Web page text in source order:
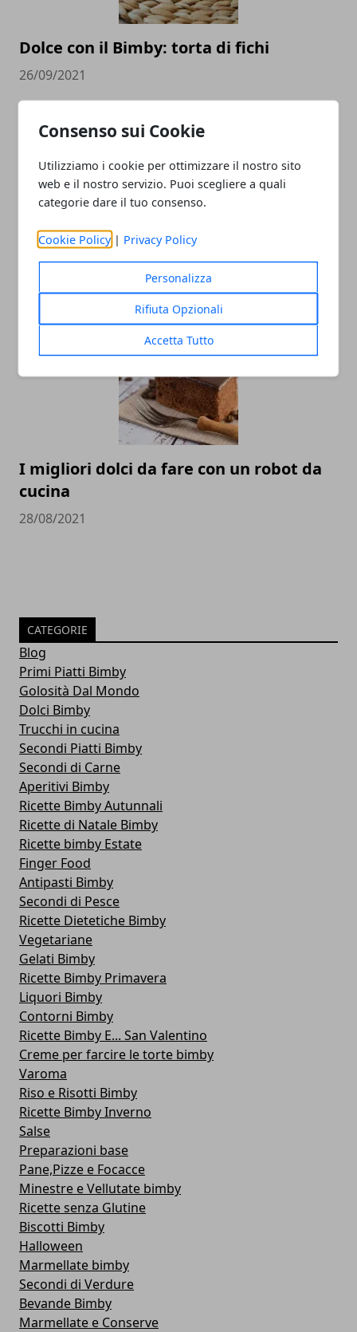
Consenso sui Cookie
Utilizziamo i cookie per ottimizzare il nostro sito
web e il nostro servizio. Puoi scegliere a quali
categorie dare il tuo consenso.
Cookie Policy | Privacy Policy
Personalizza
Rifiuta Opzionali
Accetta Tutto
Dolce con il Bimby: torta di fichi
26/09/2021
Torta Camilla alle Carote: la ricetta
completa con il bimby
13/09/2021
I migliori dolci da fare con un robot da
cucina
28/08/2021
CATEGORIE
Blog
Primi Piatti Bimby
Golosità Dal Mondo
Dolci Bimby
Trucchi in cucina
Secondi Piatti Bimby
Secondi di Carne
Aperitivi Bimby
Ricette Bimby Autunnali
Ricette di Natale Bimby
Ricette bimby Estate
Finger Food
Antipasti Bimby
Secondi di Pesce
Ricette Dietetiche Bimby
Vegetariane
Gelati Bimby
Ricette Bimby Primavera
Liquori Bimby
Contorni Bimby
Ricette Bimby E... San Valentino
Creme per farcire le torte bimby
Varoma
Riso e Risotti Bimby
Ricette Bimby Inverno
Salse
Preparazioni base
Pane,Pizze e Focacce
Minestre e Vellutate bimby
Ricette senza Glutine
Biscotti Bimby
Halloween
Marmellate bimby
Secondi di Verdure
Bevande Bimby
Marmellate e Conserve